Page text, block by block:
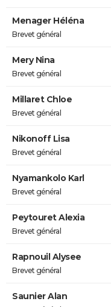
Menager Héléna
Brevet général
Mery Nina
Brevet général
Millaret Chloe
Brevet général
Nikonoff Lisa
Brevet général
Nyamankolo Karl
Brevet général
Peytouret Alexia
Brevet général
Rapnouil Alysee
Brevet général
Saunier Alan